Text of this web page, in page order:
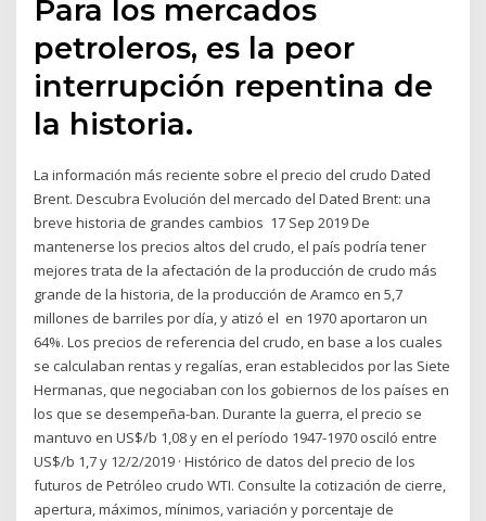
Para los mercados
petroleros, es la peor
interrupción repentina de
la historia.
La información más reciente sobre el precio del crudo Dated
Brent. Descubra Evolución del mercado del Dated Brent: una
breve historia de grandes cambios 17 Sep 2019 De
mantenerse los precios altos del crudo, el país podría tener
mejores trata de la afectación de la producción de crudo más
grande de la historia, de la producción de Aramco en 5,7
millones de barriles por día, y atizó el en 1970 aportaron un
64%. Los precios de referencia del crudo, en base a los cuales
se calculaban rentas y regalías, eran establecidos por las Siete
Hermanas, que negociaban con los gobiernos de los países en
los que se desempeña-ban. Durante la guerra, el precio se
mantuvo en US$/b 1,08 y en el período 1947-1970 osciló entre
US$/b 1,7 y 12/2/2019 · Histórico de datos del precio de los
futuros de Petróleo crudo WTI. Consulte la cotización de cierre,
apertura, máximos, mínimos, variación y porcentaje de